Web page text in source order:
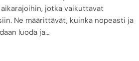
jotka vaikuttavat
Ne määrittävät, kuinka nopeasti ja
luoda ja…